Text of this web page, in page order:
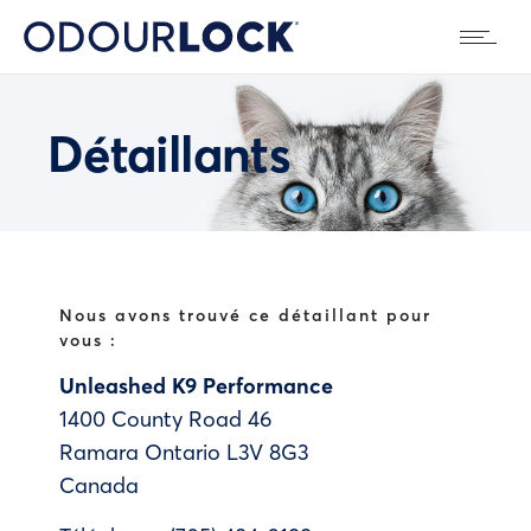
Détaillants
Nous avons trouvé ce détaillant pour
vous :
Unleashed K9 Performance
1400 County Road 46
Ramara Ontario L3V 8G3
Canada